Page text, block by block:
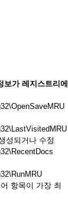
보가 레지스트리에
성되거나 수정
항목이 가장 최